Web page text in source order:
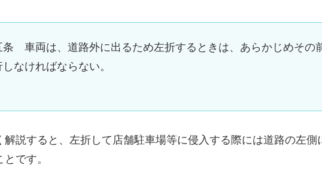
条 車両は、道路外に出るため左折するときは、あらかじめその
なければならない。
解説すると、左折して店舗駐車場等に侵入する際には道路の左
です。